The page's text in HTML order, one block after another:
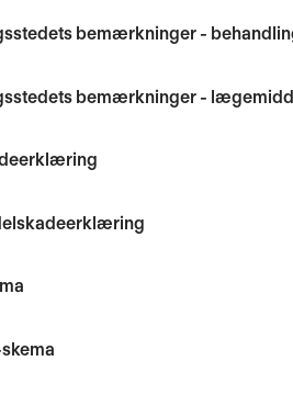
bemærkninger -
bemærkninger -